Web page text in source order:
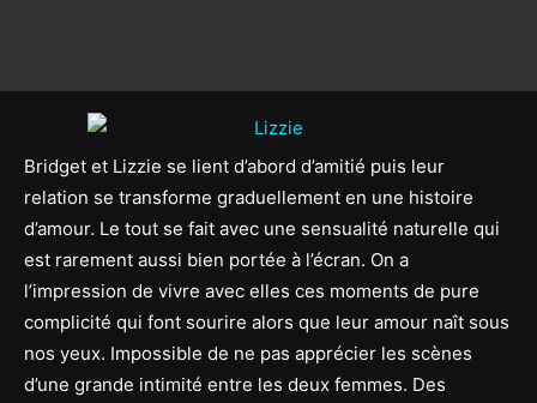
Bridget et Lizzie se lient d’abord d’amitié puis leur
relation se transforme graduellement en une histoire
d’amour. Le tout se fait avec une sensualité naturelle qui
est rarement aussi bien portée à l’écran. On a
l’impression de vivre avec elles ces moments de pure
complicité qui font sourire alors que leur amour naît sous
nos yeux. Impossible de ne pas apprécier les scènes
d’une grande intimité entre les deux femmes. Des